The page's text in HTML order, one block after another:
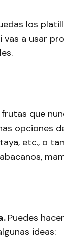
los
vas a usar
que
opciones
etc., o
Puedes
ideas: